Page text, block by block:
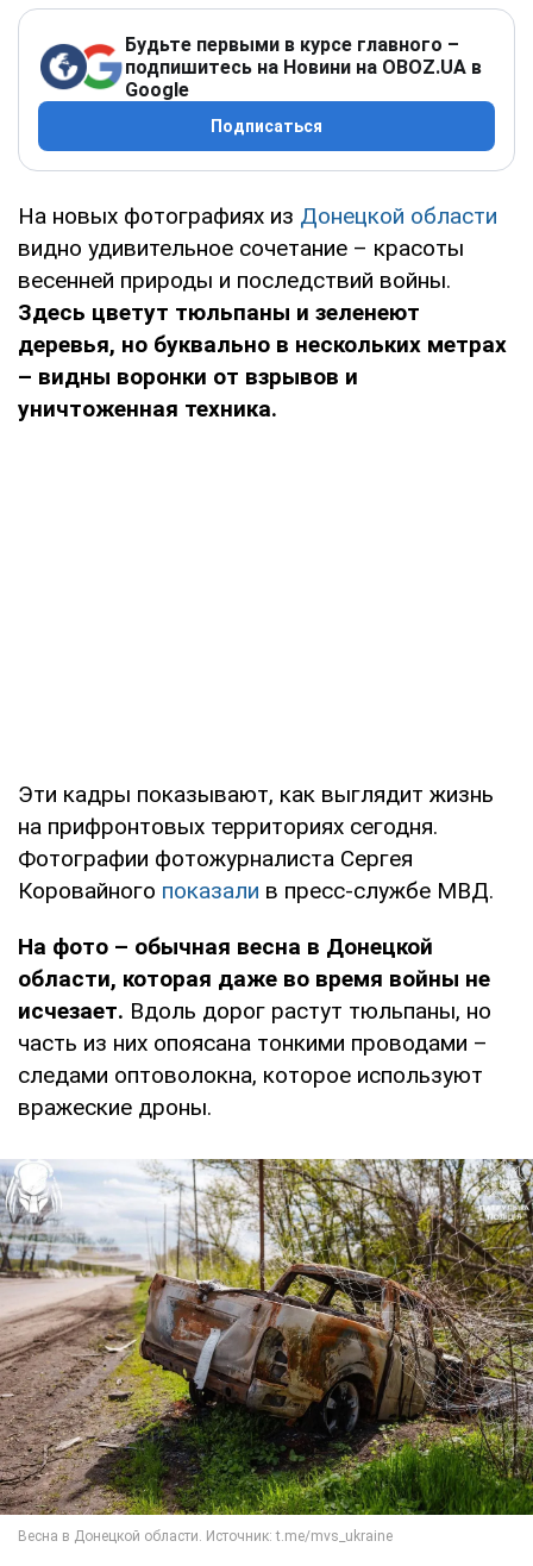
Будьте первыми в курсе главного –
подпишитесь на Новини на OBOZ.UA в
Google
Подписаться
На новых фотографиях из Донецкой области
видно удивительное сочетание – красоты
весенней природы и последствий войны.
Здесь цветут тюльпаны и зеленеют
деревья, но буквально в нескольких метрах
– видны воронки от взрывов и
уничтоженная техника.
Эти кадры показывают, как выглядит жизнь
на прифронтовых территориях сегодня.
Фотографии фотожурналиста Сергея
Коровайного показали в пресс-службе МВД.
На фото – обычная весна в Донецкой
области, которая даже во время войны не
исчезает. Вдоль дорог растут тюльпаны, но
часть из них опоясана тонкими проводами –
следами оптоволокна, которое используют
вражеские дроны.